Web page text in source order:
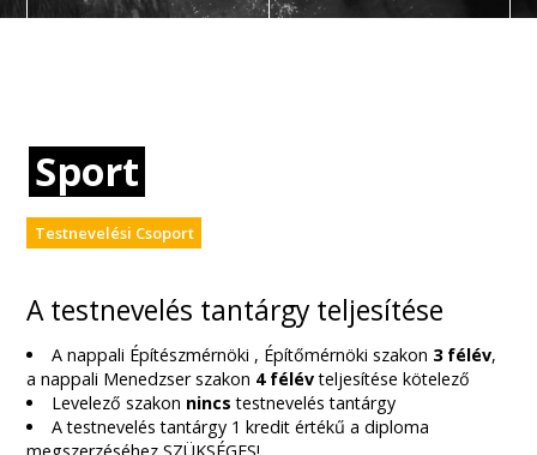
Sport
Testnevelési Csoport
A testnevelés tantárgy teljesítése
A nappali Építészmérnöki , Építőmérnöki szakon 3 félév,
a nappali Menedzser szakon 4 félévteljesítése kötelező
Levelező szakon nincs testnevelés tantárgy
A testnevelés tantárgy 1 kredit értékű a diploma